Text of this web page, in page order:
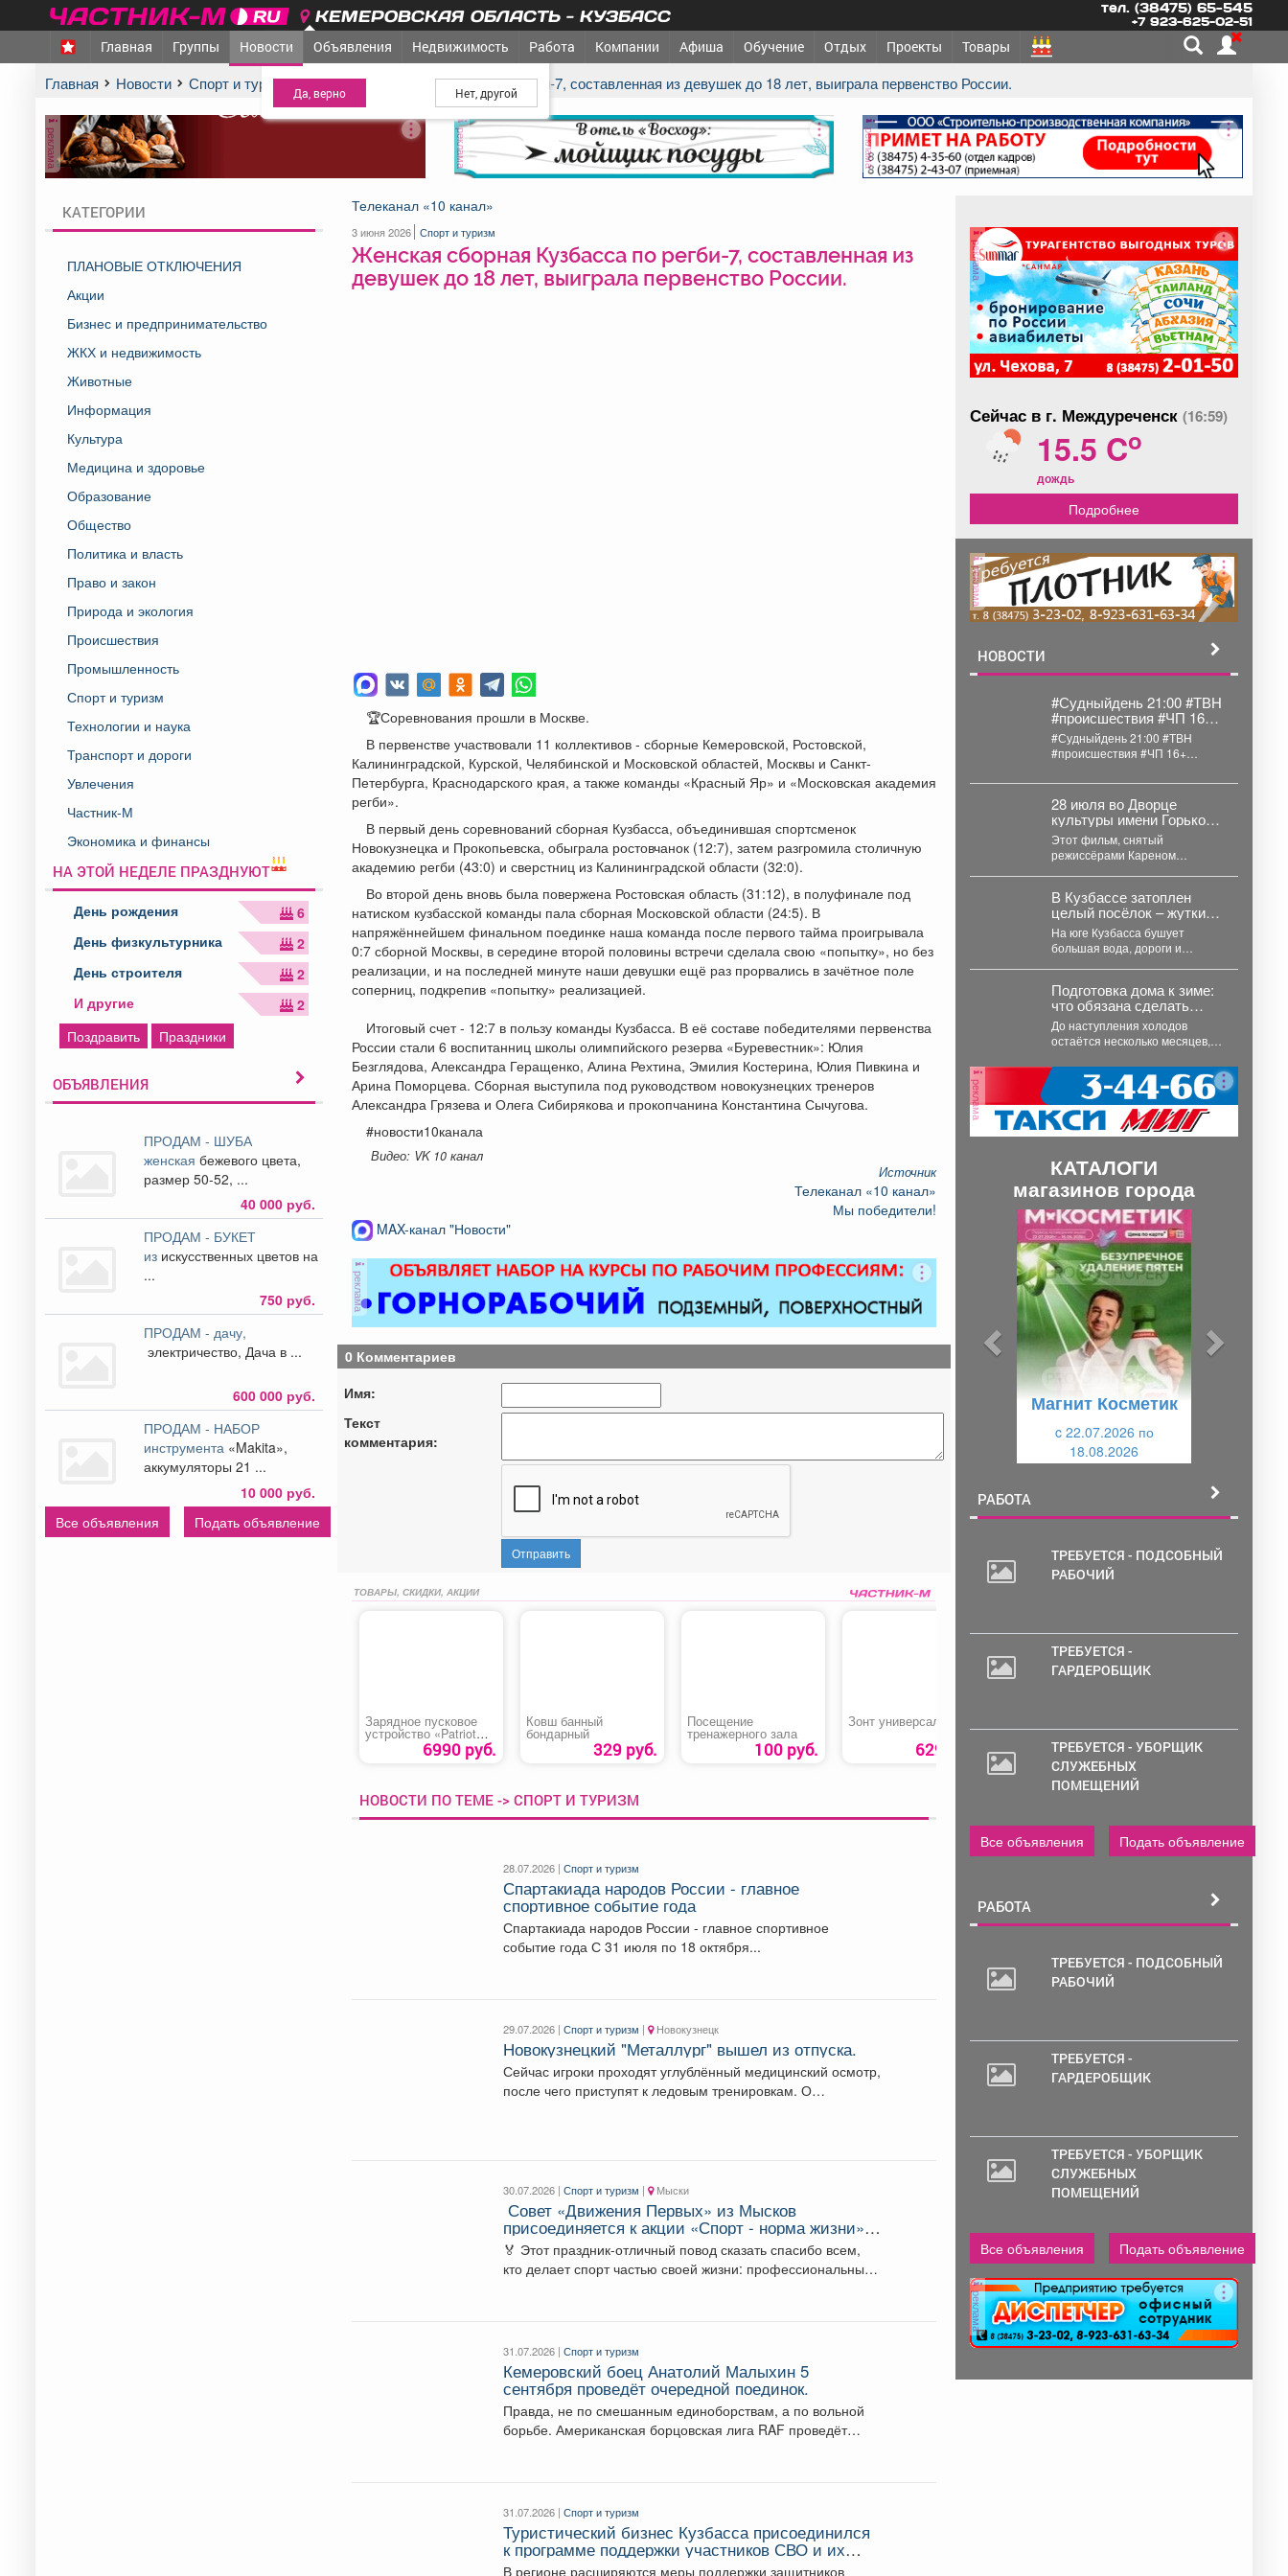
КЕМЕРОВСКАЯ ОБЛАСТЬ - КУЗБАСС
МЕЖДУРЕЧЕНСК - Ваш город?
тел. (38475) 65-545
+7 923-625-02-51
Главная Группы Новости Объявления Недвижимость Работа Компании Афиша Обучение Отдых Проекты Товары
Главная Новости Спорт и туризм Женская сборная Кузбасса по регби-7, составленная из девушек до 18 лет, выиграла первенство России.
реклама реклама реклама
КАТЕГОРИИ
ПЛАНОВЫЕ ОТКЛЮЧЕНИЯ
Акции
Бизнес и предпринимательство
ЖКХ и недвижимость
Животные
Информация
Культура
Медицина и здоровье
Образование
Общество
Политика и власть
Право и закон
Природа и экология
Происшествия
Промышленность
Спорт и туризм
Технологии и наука
Транспорт и дороги
Увлечения
Частник-М
Экономика и финансы
НА ЭТОЙ НЕДЕЛЕ ПРАЗДНУЮТ
День рождения
6
День физкультурника
2
День строителя
2
И другие
2
Поздравить
Праздники
ОБЪЯВЛЕНИЯ
ПРОДАМ - ШУБА
женскаябежевого цвета,
размер 50-52, ...
40 000 руб.
ПРОДАМ - БУКЕТ
из искусственных цветов на
...
750 руб.
ПРОДАМ - дачу,
электричество, Дача в ...
600 000 руб.
ПРОДАМ - НАБОР
инструмента «Makita»,
аккумуляторы 21 ...
10 000 руб.
Все объявления
Подать объявление
Телеканал «10 канал»
3 июня 2026 Спорт и туризм
Женская сборная Кузбасса по регби-7, составленная из
девушек до 18 лет, выиграла первенство России.
🏆Соревнования прошли в Москве.
В первенстве участвовали 11 коллективов - сборные Кемеровской, Ростовской,
Калининградской, Курской, Челябинской и Московской областей, Москвы и Санкт-
Петербурга, Краснодарского края, а также команды «Красный Яр» и «Московская академия
регби».
В первый день соревнований сборная Кузбасса, объединившая спортсменок
Новокузнецка и Прокопьевска, обыграла ростовчанок (12:7), затем разгромила столичную
академию регби (43:0) и сверстниц из Калининградской области (32:0).
Во второй день вновь была повержена Ростовская область (31:12), в полуфинале под
натиском кузбасской команды пала сборная Московской области (24:5). В
напряжённейшем финальном поединке наша команда после первого тайма проигрывала
0:7 сборной Москвы, в середине второй половины встречи сделала свою «попытку», но без
реализации, и на последней минуте наши девушки ещё раз прорвались в зачётное поле
соперниц, подкрепив «попытку» реализацией.
Итоговый счет - 12:7 в пользу команды Кузбасса. В её составе победителями первенства
России стали 6 воспитанниц школы олимпийского резерва «Буревестник»: Юлия
Безглядова, Александра Геращенко, Алина Рехтина, Эмилия Костерина, Юлия Пивкина и
Арина Поморцева. Сборная выступила под руководством новокузнецких тренеров
Александра Грязева и Олега Сибирякова и прокопчанина Константина Сычугова.
#новости10канала
Видео: VK 10 канал
Источник
Телеканал «10 канал»
Мы победители!
MAX-канал "Новости"
реклама
0 Комментариев
Имя:
Текст
комментария:
Отправить
ТОВАРЫ, СКИДКИ, АКЦИИ
Зарядное пусковое
устройство «Patriot
BCT-50 Boost»6990 руб.
Ковш банный
бондарный
329 руб.
Посещение
тренажерного зала
100 руб.
Зонт универсальный
629 руб.
настенный
239 руб.
мужской
НОВОСТИ ПО ТЕМЕ -> СПОРТ И ТУРИЗМ
28.07.2026 |Спорт и туризм
Спартакиада народов России - главное
спортивное событие года
Спартакиада народов России - главное спортивное
событие года С 31 июля по 18 октября...
29.07.2026 |Спорт и туризм | Новокузнецк
Новокузнецкий "Металлург" вышел из отпуска.
Сейчас игроки проходят углублённый медицинский осмотр,
после чего приступят к ледовым тренировкам. О
30.07.2026 |Спорт и туризм | Мыски
Совет «Движения Первых» из Мысков
присоединяется к акции «Спорт - норма жизни»,
которая проходит в честь Дня физкультурника!
🏅 Этот праздник-отличный повод сказать спасибо всем,
кто делает спорт частью своей жизни: профессиональным
31.07.2026 |Спорт и туризм
Кемеровский боец Анатолий Малыхин 5
сентября проведёт очередной поединок.
Правда, не по смешанным единоборствам, а по вольной
борьбе. Американская борцовская лига RAF проведёт
31.07.2026 |Спорт и туризм
Туристический бизнес Кузбасса присоединился
к программе поддержки участников СВО и их
семей.
В регионе расширяются меры поддержки защитников
реклама
Сейчас в г. Междуреченск (16:59)
15.5 Co
дождь
Подробнее
реклама
НОВОСТИ
#Судныйдень 21:00 #ТВН
#происшествия #ЧП 16+
Объединенный рейд по
самокатам В борьбе с
правонарушениями все
средства хороши.
#Судныйдень 21:00 #ТВН
#происшествия #ЧП 16+
самокатам В борьбе с...
28 июля во Дворце
культуры имени Горького
состоялся показ
семейной
приключенческой
комедии «Артек.
Большое путешествие»
(2022)
Этот фильм, снятый
режиссёрами Кареном
историю четырёх современных
подростков -...
В Кузбассе затоплен
целый посёлок – жуткие
кадры
На юге Кузбасса бушует
большая вода, дороги и
Подготовка дома к зиме:
что обязана сделать
управляющая
организация
До наступления холодов
остаётся несколько месяцев, и
(УО) сейчас самый
ответственный период...
реклама
КАТАЛОГИ
магазинов города
Магнит Косметик
c 22.07.2026 по
18.08.2026
РАБОТА
ТРЕБУЕТСЯ - ПОДСОБНЫЙ
РАБОЧИЙ
ТРЕБУЕТСЯ -
ГАРДЕРОБЩИК
ТРЕБУЕТСЯ - УБОРЩИК
СЛУЖЕБНЫХ
ПОМЕЩЕНИЙ
Все объявления Подать объявление
РАБОТА
ТРЕБУЕТСЯ - ПОДСОБНЫЙ
РАБОЧИЙ
ТРЕБУЕТСЯ -
ГАРДЕРОБЩИК
ТРЕБУЕТСЯ - УБОРЩИК
СЛУЖЕБНЫХ
ПОМЕЩЕНИЙ
Все объявления Подать объявление
реклама